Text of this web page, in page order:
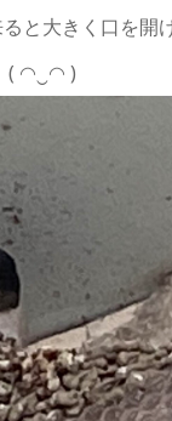
大きく口を開
( ◠‿◠ )